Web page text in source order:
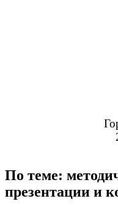
По теме:
презентации и